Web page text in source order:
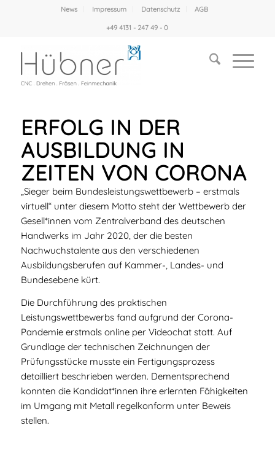
News Impressum Datenschutz AGB
+49 4131 - 247 49 - 0
ERFOLG IN DER
AUSBILDUNG IN
ZEITEN VON CORONA
„Sieger beim Bundesleistungswettbewerb – erstmals
virtuell“ unter diesem Motto steht der Wettbewerb der
Gesell*innen vom Zentralverband des deutschen
Handwerks im Jahr 2020, der die besten
Nachwuchstalente aus den verschiedenen
Ausbildungsberufen auf Kammer-, Landes- und
Bundesebene kürt.
Die Durchführung des praktischen
Leistungswettbewerbs fand aufgrund der Corona-
Pandemie erstmals online per Videochat statt. Auf
Grundlage der technischen Zeichnungen der
Prüfungsstücke musste ein Fertigungsprozess
detailliert beschrieben werden. Dementsprechend
konnten die Kandidat*innen ihre erlernten Fähigkeiten
im Umgang mit Metall regelkonform unter Beweis
stellen.